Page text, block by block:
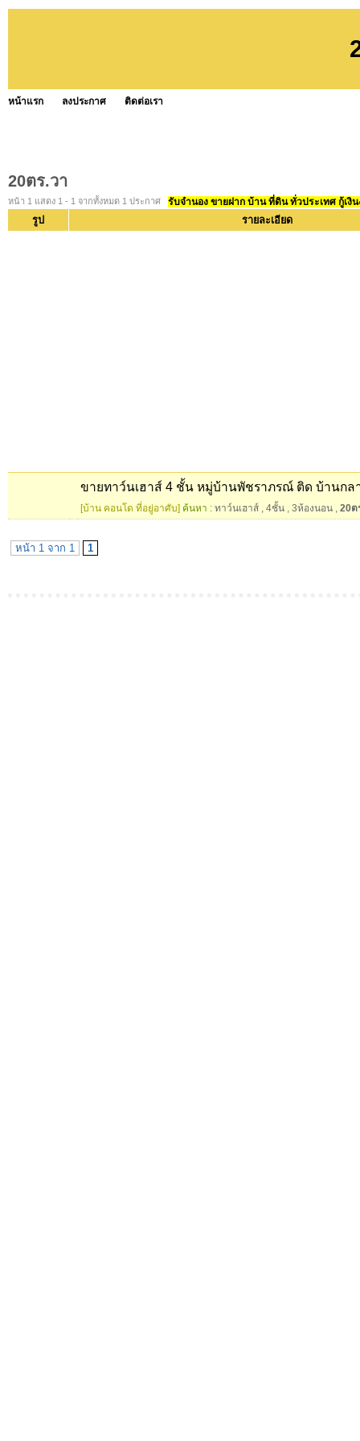
หน้าแรก ลงประกาศ ติดต่อเรา
20ตร.วา
หน้า 1 แสดง 1 - 1 จากทั้งหมด 1 ประกาศ รับจำนอง ขายฝาก บ้าน ที่ดิน ทั่วประเทศ กู้เงิ
รูป รายละเอียด
ขายทาว์นเฮาส์ 4 ชั้น หมู่บ้านพัชราภรณ์ ติด บ้านกล
[บ้าน คอนโด ที่อยู่อาศับ] ค้นหา : ทาว์นเฮาส์ , 4ชั้น , 3ห้องนอน , 20ต
หน้า 1 จาก 1 1